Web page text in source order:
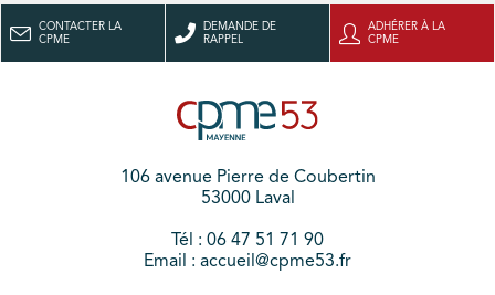
CONTACTER LA
CPME
DEMANDE DE
RAPPEL
ADHÉRER À LA
CPME
106 avenue Pierre de Coubertin
53000 Laval
Tél : 06 47 51 71 90
Email : accueil@cpme53.fr